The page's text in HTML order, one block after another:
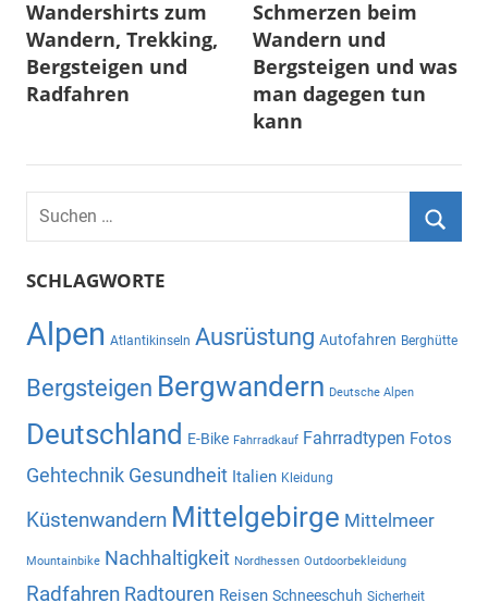
Wandershirts zum
Wandern, Trekking,
Bergsteigen und
Radfahren
Schmerzen beim
Wandern und
Bergsteigen und was
man dagegen tun
kann
Suchen
nach:
SCHLAGWORTE
Alpen Atlantikinseln Ausrüstung Autofahren Berghütte
Bergsteigen Bergwandern Deutsche Alpen
Deutschland E-Bike Fahrradkauf Fahrradtypen Fotos
Gehtechnik Gesundheit Italien Kleidung
Küstenwandern Mittelgebirge Mittelmeer
Mountainbike Nachhaltigkeit Nordhessen Outdoorbekleidung
Radfahren Radtouren Reisen Schneeschuh Sicherheit